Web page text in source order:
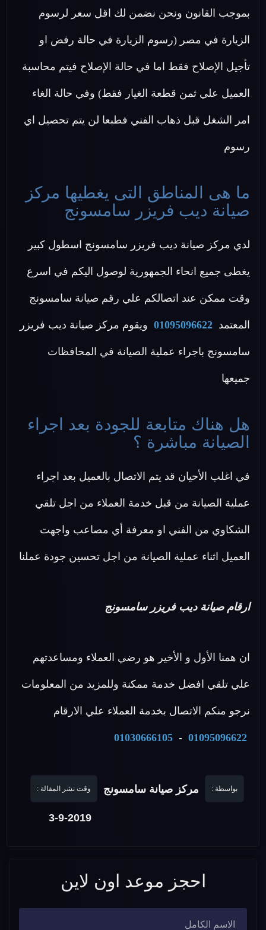
بموجب القانون ونحن نضمن لك اقل سعر لرسوم
الزيارة في مصر (رسوم الزيارة في حالة رفض او
تأجيل الإصلاح فقط اما في حالة الإصلاح فيتم محاسبة
العميل علي ثمن قطعة الغيار فقط) وفي حالة الغاء
امر الشغل قبل ذهاب الفني فطبعا لن يتم تحصيل اي
رسوم
ما هى المناطق التى يغطيها مركز
صيانة ديب فريزر سامسونج
لدي مركز صيانة ديب فريزر سامسونج اسطول كبير
يغطى جميع انحاء الجمهورية لوصول اليكم في اسرع
وقت ممكن عند اتصالكم علي رقم صيانة سامسونج
المعتمد 01095096622 ويقوم مركز صيانة ديب فريزر
سامسونج باجراء عملية الصيانة في المحافظات
جميعها
هل هناك متابعة للجودة بعد اجراء
الصيانة مباشرة ؟
في اغلب الأحيان قد يتم الاتصال بالعميل بعد اجراء
عملية الصيانة من قبل خدمة العملاء من اجل تلقي
الشكاوي من الفني او معرفة أي مصاعب واجهت
العميل اثناء عملية الصيانة من اجل تحسين جودة عملنا
ارقام صيانة ديب فريزر سامسونج
ان همنا الأول و الأخير هو رضي العملاء ومساعدتهم
علي تلقي افضل خدمة ممكنة وللمزيد من المعلومات
نرجو منكم الاتصال بخدمة العملاء علي الارقام
01095096622
-
01030666105
بواسطة : مركز صيانة سامسونج وقت نشر المقالة :
3-9-2019
احجز موعد اون لاين